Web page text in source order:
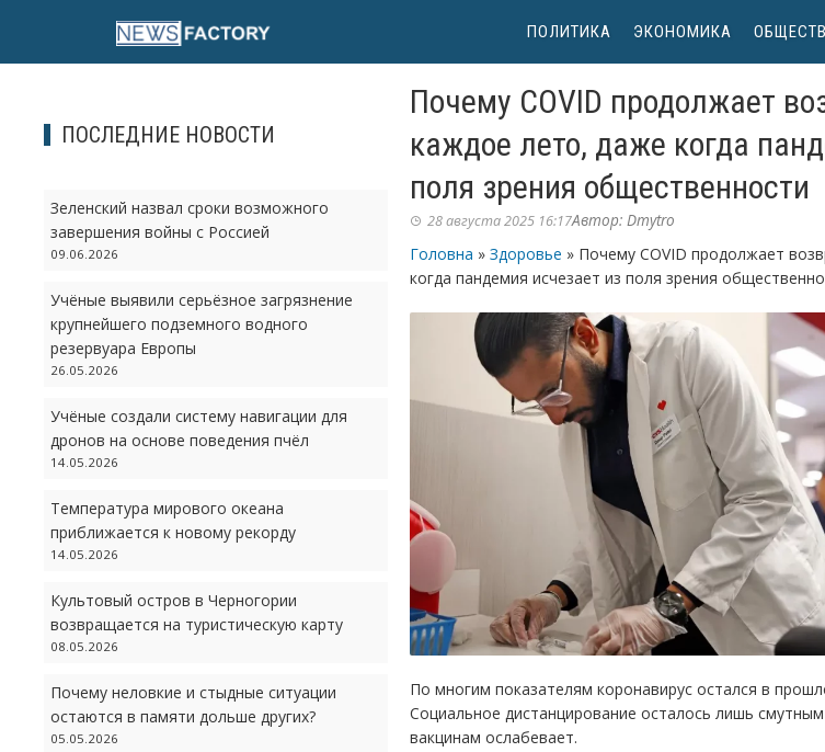
content
ПОЛИТИКА ЭКОНОМИКА
ПОСЛЕДНИЕ НОВОСТИ
Зеленский назвал сроки возможного
завершения войны с Россией
09.06.2026
Учёные выявили серьёзное загрязнение
крупнейшего подземного водного
резервуара Европы
26.05.2026
Учёные создали систему навигации для
дронов на основе поведения пчёл
14.05.2026
Температура мирового океана
приближается к новому рекорду
14.05.2026
Культовый остров в Черногории
возвращается на туристическую карту
08.05.2026
Почему неловкие и стыдные ситуации
остаются в памяти дольше других?
05.05.2026
Почему COVID продолжает
каждое лето, даже когда
поля зрения общественности
28 августа 2025 16:17Автор:Dmytro
Головна »Здоровье » Почему COVID продолжает
когда пандемия исчезает из поля зрения
По многим показателям коронавирус остался в
Социальное дистанцирование осталось лишь
вакцинам ослабевает.